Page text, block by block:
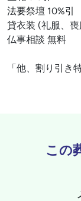
法要祭壇 10%引
貸衣装 (礼服、喪
仏事相談 無料
「他、割り引き
この